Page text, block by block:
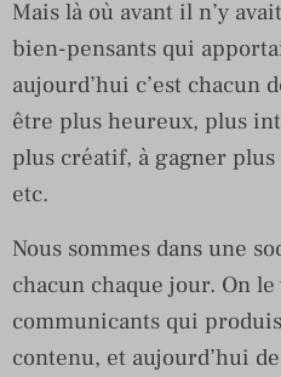
Mais là où avant il n’y
bien-pensants qui
aujourd’hui c’est chacun
être plus heureux, plus
plus créatif, à gagner plus
etc.
Nous sommes dans une
chacun chaque jour. On
communicants qui
contenu, et aujourd’hui